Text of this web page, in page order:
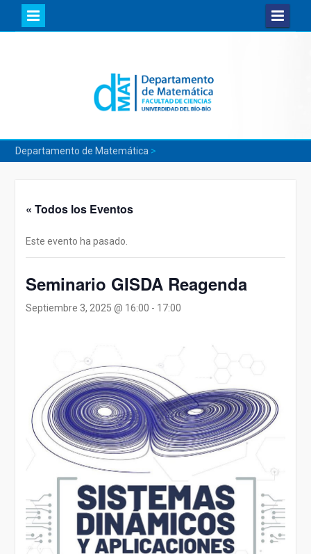
Departamento de Matemática >
« Todos los Eventos
Este evento ha pasado.
Seminario GISDA Reagenda
Septiembre 3, 2025 @ 16:00 - 17:00